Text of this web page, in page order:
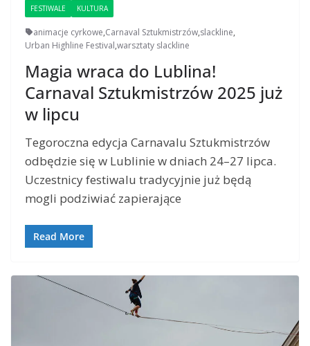
FESTIWALE KULTURA
animacje cyrkowe,Carnaval Sztukmistrzów,slackline,
Urban Highline Festival,warsztaty slackline
Magia wraca do Lublina!
Carnaval Sztukmistrzów 2025 już
w lipcu
Tegoroczna edycja Carnavalu Sztukmistrzów
odbędzie się w Lublinie w dniach 24–27 lipca.
Uczestnicy festiwalu tradycyjnie już będą
mogli podziwiać zapierające
Read More